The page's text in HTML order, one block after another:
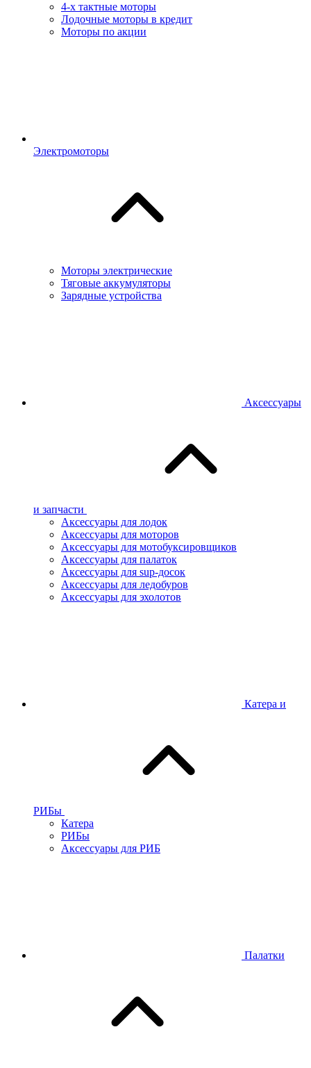
4-х тактные моторы
Лодочные моторы в кредит
Моторы по акции
Электромоторы
Моторы электрические
Тяговые аккумуляторы
Зарядные устройства
Аксессуары
и запчасти
Аксессуары для лодок
Аксессуары для моторов
Аксессуары для мотобуксировщиков
Аксессуары для палаток
Аксессуары для sup-досок
Аксессуары для ледобуров
Аксессуары для эхолотов
Катера и
РИБы
Катера
РИБы
Аксессуары для РИБ
Палатки